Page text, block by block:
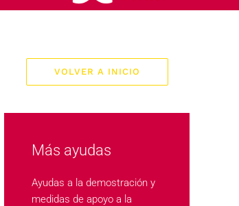
VOLVER A INICIO
Más ayudas
Ayudas a la demostración y
medidas de apoyo a la